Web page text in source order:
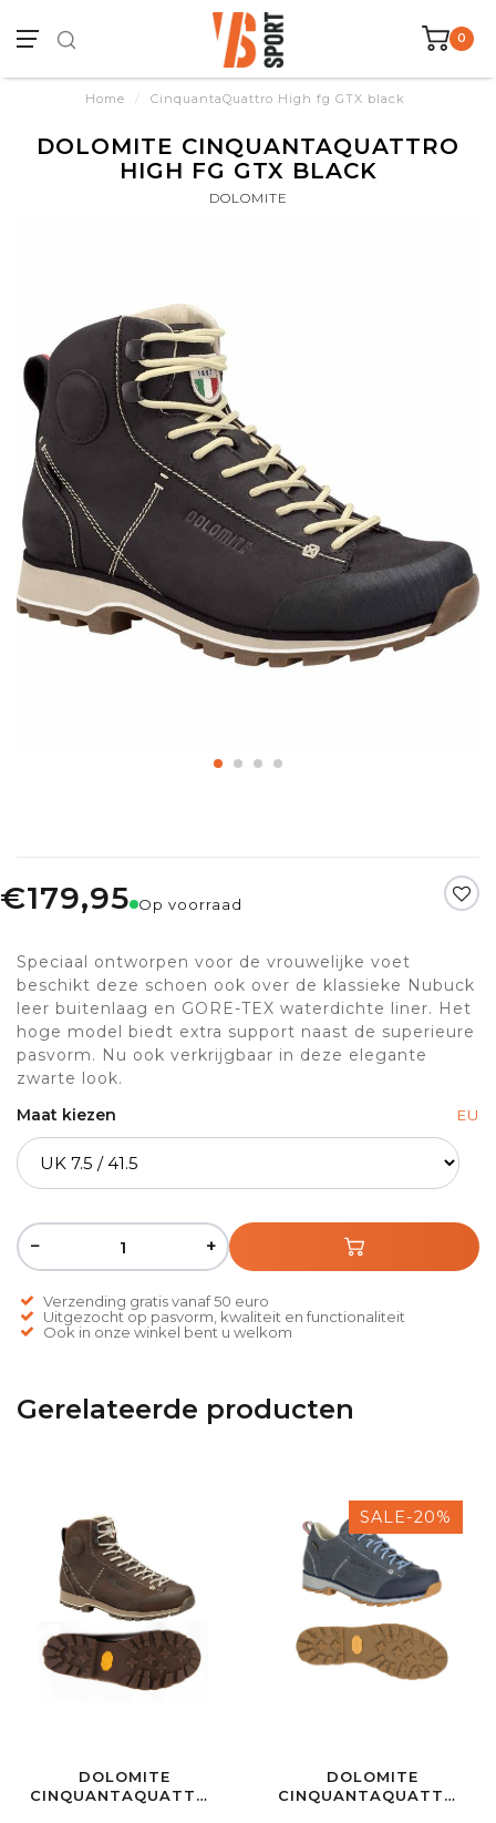
0
Home / CinquantaQuattro High fg GTX black
DOLOMITE CINQUANTAQUATTRO
HIGH FG GTX BLACK
DOLOMITE
€179,95 Op voorraad
Speciaal ontworpen voor de vrouwelijke voet
beschikt deze schoen ook over de klassieke Nubuck
leer buitenlaag en GORE-TEX waterdichte liner. Het
hoge model biedt extra support naast de superieure
pasvorm. Nu ook verkrijgbaar in deze elegante
zwarte look.
Maat kiezen
EU
− +
Verzending gratis vanaf 50 euro
Uitgezocht op pasvorm, kwaliteit en functionaliteit
Ook in onze winkel bent u welkom
Gerelateerde producten
DOLOMITE
CINQUANTAQUATTRO
SALE-20%
DOLOMITE
CINQUANTAQUATTRO